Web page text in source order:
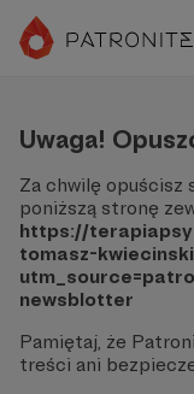
Uwaga!
Za chwilę opuścisz
poniższą stronę
https://
tomasz-
newsblotter
Pamiętaj, że
treści ani